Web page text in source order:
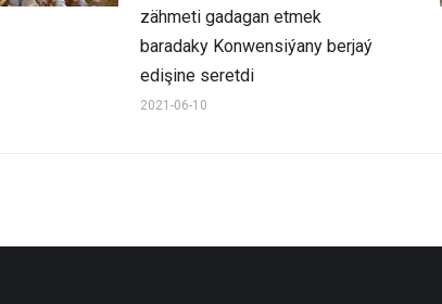
zähmeti gadagan etmek
baradaky Konwensiýany berjaý
edişine seretdi
2021-06-10